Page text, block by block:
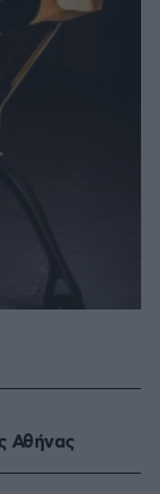
Αθήνας